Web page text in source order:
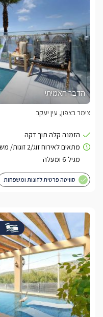
הדבר האמיתי
צימר בצפון, עין יעקב
סוויטה פרטית לזוגות ומשפחות